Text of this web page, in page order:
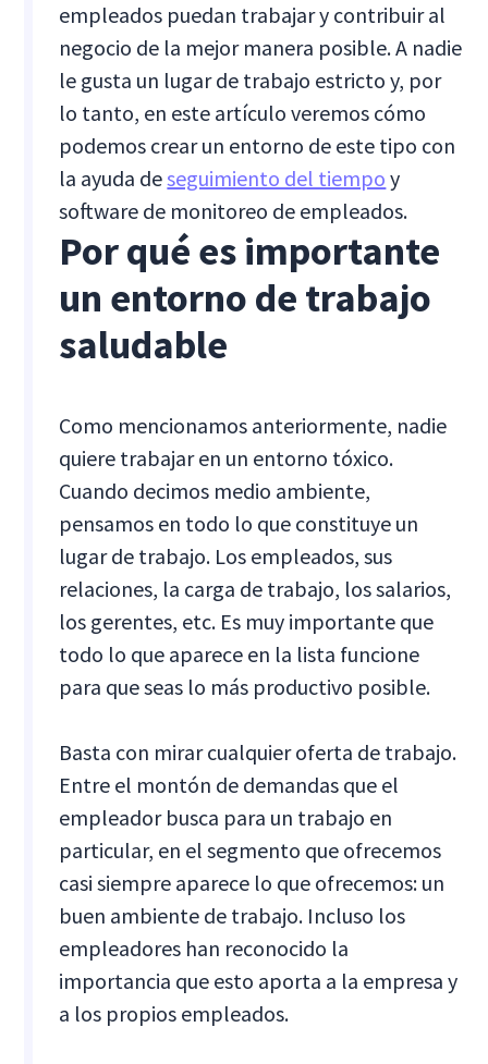
empleados puedan trabajar y contribuir al
negocio de la mejor manera posible. A nadie
le gusta un lugar de trabajo estricto y, por
lo tanto, en este artículo veremos cómo
podemos crear un entorno de este tipo con
la ayuda deseguimiento del tiempo y
software de monitoreo de empleados.
Por qué es importante
un entorno de trabajo
saludable
Como mencionamos anteriormente, nadie
quiere trabajar en un entorno tóxico.
Cuando decimos medio ambiente,
pensamos en todo lo que constituye un
lugar de trabajo. Los empleados, sus
relaciones, la carga de trabajo, los salarios,
los gerentes, etc. Es muy importante que
todo lo que aparece en la lista funcione
para que seas lo más productivo posible.
Basta con mirar cualquier oferta de trabajo.
Entre el montón de demandas que el
empleador busca para un trabajo en
particular, en el segmento que ofrecemos
casi siempre aparece lo que ofrecemos: un
buen ambiente de trabajo. Incluso los
empleadores han reconocido la
importancia que esto aporta a la empresa y
a los propios empleados.